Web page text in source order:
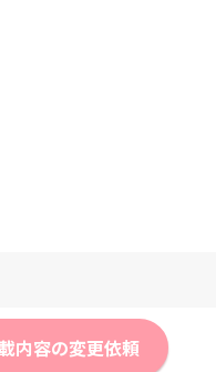
内容の変更依頼